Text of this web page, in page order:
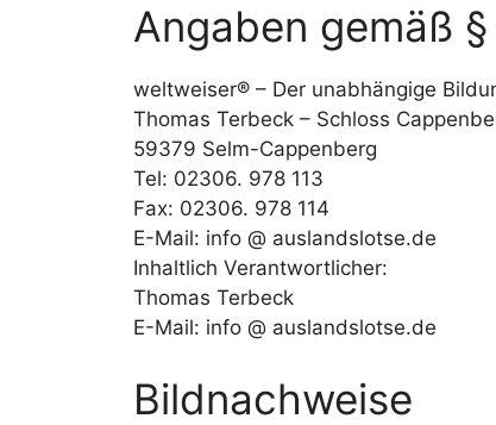
Angaben gemäß
weltweiser® – Der unabhängige
Thomas Terbeck – Schloss
59379 Selm-Cappenberg
Tel: 02306. 978 113
Fax: 02306. 978 114
E-Mail: info @ auslandslotse.de
Inhaltlich Verantwortlicher:
Thomas Terbeck
E-Mail: info @ auslandslotse.de
Bildnachweise